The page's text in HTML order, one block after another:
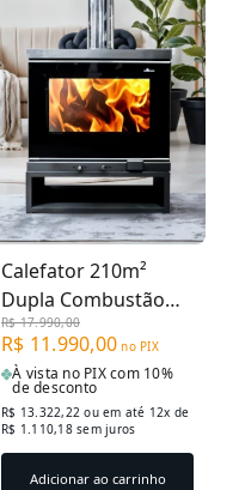
Calefator 210m²
Dupla Combustão
Roma Dupla Face -
Tromen
R$ 17.990,00
R$ 11.990,00 no PIX
À vista no PIX com 10%
de desconto
R$ 13.322,22ou em até 12x de
R$ 1.110,18 sem juros
Adicionar ao carrinho